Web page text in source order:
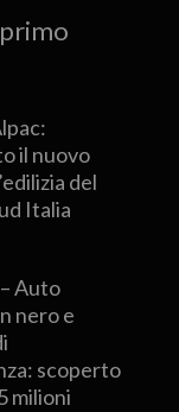
il nuovo
del
Italia
Auto
nero e
scoperto
milioni